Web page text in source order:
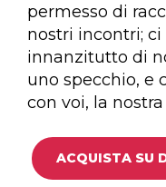
permesso di
nostri incontri;
innanzitutto di
uno specchio, e
con voi, la
ACQUISTA SU